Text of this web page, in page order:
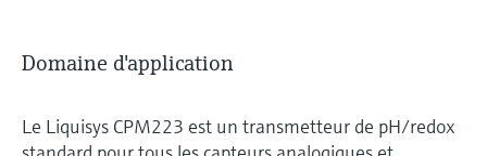
Domaine d'application
Le Liquisys CPM223 est un transmetteur de pH/redox